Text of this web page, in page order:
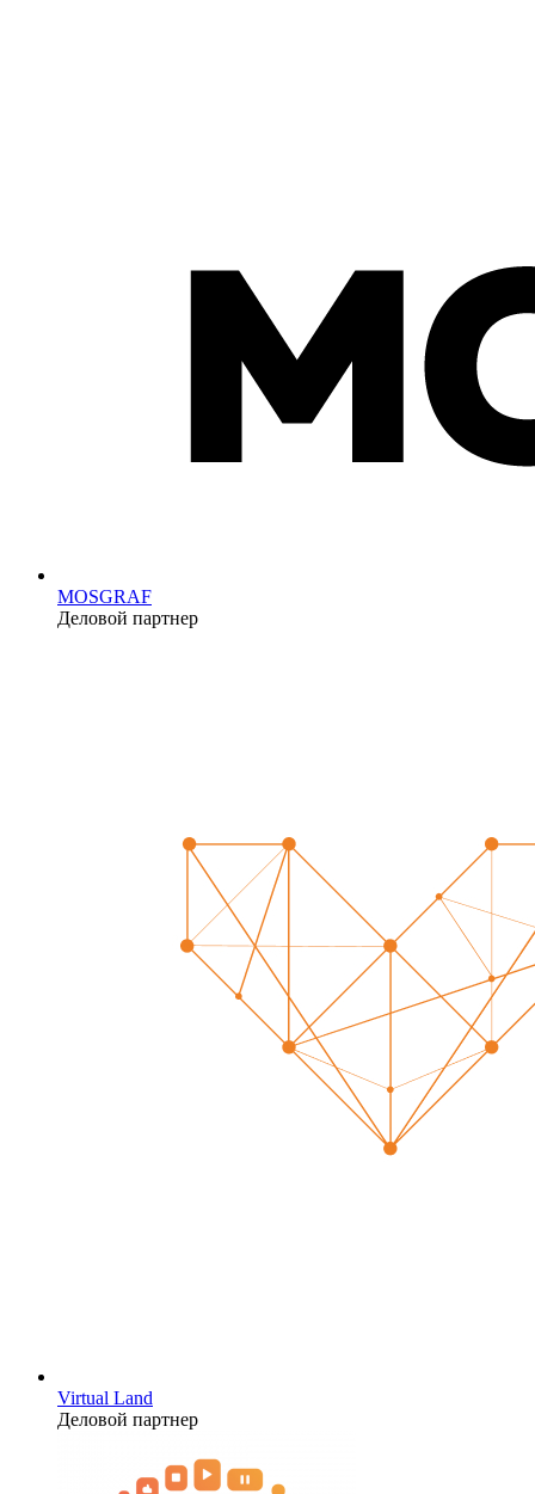
MOSGRAF
Деловой партнер
Virtual Land
Деловой партнер